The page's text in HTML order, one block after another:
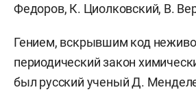
Федоров, К. Циолковский, В.
Гением, вскрывшим код
периодический закон
был русский ученый Д.